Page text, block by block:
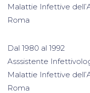
Malattie Infettive
Roma
Dal 1980 al 1992
Asssistente
Malattie Infettive
Roma